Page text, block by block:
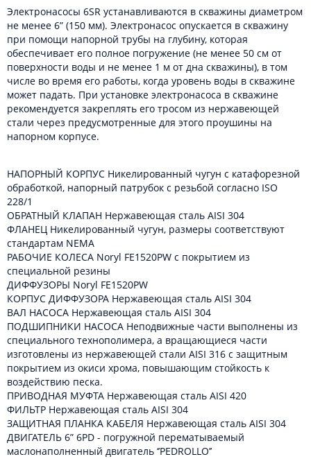
Электронасосы 6SR устанавливаются в скважины диаметром
не менее 6” (150 мм). Электронасос опускается в скважину
при помощи напорной трубы на глубину, которая
обеспечивает его полное погружение (не менее 50 см от
поверхности воды и не менее 1 м от дна скважины), в том
числе во время его работы, когда уровень воды в скважине
может падать. При установке электронасоса в скважине
рекомендуется закреплять его тросом из нержавеющей
стали через предусмотренные для этого проушины на
напорном корпусе.
НАПОРНЫЙ КОРПУС Никелированный чугун с катафорезной
обработкой, напорный патрубок с резьбой согласно ISO
228/1
ОБРАТНЫЙ КЛАПАН Нержавеющая сталь AISI 304
ФЛАНЕЦ Никелированный чугун, размеры соответствуют
стандартам NEMA
РАБОЧИЕ КОЛЕСА Noryl FE1520PW с покрытием из
специальной резины
ДИФФУЗОРЫ Noryl FE1520PW
КОРПУС ДИФФУЗОРА Нержавеющая сталь AISI 304
ВАЛ НАСОСА Нержавеющая сталь AISI 304
ПОДШИПНИКИ НАСОСА Неподвижные части выполнены из
специального технополимера, а вращающиеся части
изготовлены из нержавеющей стали AISI 316 с защитным
покрытием из окиси хрома, повышающим стойкость к
воздействию песка.
ПРИВОДНАЯ МУФТА Нержавеющая сталь AISI 420
ФИЛЬТР Нержавеющая сталь AISI 304
ЗАЩИТНАЯ ПЛАНКА КАБЕЛЯ Нержавеющая сталь AISI 304
ДВИГАТЕЛЬ 6” 6PD - погружной перематываемый
маслонаполненный двигатель ‘’PEDROLLO’’